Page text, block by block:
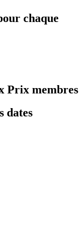
chaque
Prix membres
dates